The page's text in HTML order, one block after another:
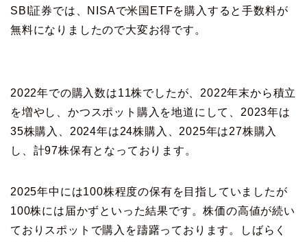
SBI証券では、NISAで米国ETFを購入すると手数料が
無料になりましたので大変お得です。
2022年での購入数は11株でしたが、2022年末から積立
を増やし、かつスポット購入を地道にして、2023年は
35株購入、2024年は24株購入、2025年は27株購入
し、計97株保有となっております。
2025年中には100株程度の保有を目指していましたが
100株には届かずといった結果です。株価の高値が続い
ておりスポットで購入を躊躇っております。しばらく